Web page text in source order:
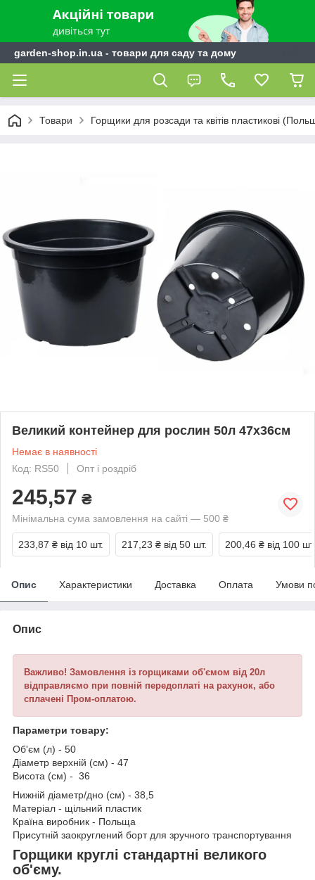
garden-shop.in.ua - товари для саду та дому
Товари Горщики для розсади та квітів пластикові
Великий контейнер для рослин 50л 47х36см
Немає в наявності
Код: RS50
Опт і роздріб
245,57 ₴
Мінімальна сума замовлення на сайті — 500 ₴
233,87 ₴ від 10 шт. 217,23 ₴ від 50 шт. 200,46 ₴ від 100 шт.
Опис Характеристики Доставка Оплата Умови
Опис
Важливо! Замовлення із горщиками об'ємом від 20л
відправляємо при повній передоплаті на рахунок, або
сплачені Пром-оплатою.
Параметри товару:
Об'єм (л) - 50
Діаметр верхній (см) - 47
Висота (см) - 36
Нижній діаметр/дно (см) - 38,5
Матеріал - щільний пластик
Країна виробник - Польща
Присутній заокруглений борт для зручного транспортування
Горщики круглі стандартні великого
об'єму.